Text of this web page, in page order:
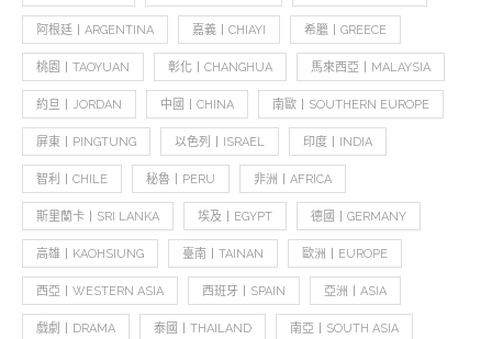
阿根廷丨ARGENTINA 嘉義丨CHIAYI 希臘丨GREECE
桃園丨TAOYUAN 彰化丨CHANGHUA 馬來西亞丨MALAYSIA
約旦丨JORDAN 中國丨CHINA 南歐丨SOUTHERN EUROPE
屏東丨PINGTUNG 以色列丨ISRAEL 印度丨INDIA
智利丨CHILE 秘魯丨PERU 非洲丨AFRICA
斯里蘭卡丨SRI LANKA 埃及丨EGYPT 德國丨GERMANY
高雄丨KAOHSIUNG 臺南丨TAINAN 歐洲丨EUROPE
西亞丨WESTERN ASIA 西班牙丨SPAIN 亞洲丨ASIA
戲劇丨DRAMA 泰國丨THAILAND 南亞丨SOUTH ASIA